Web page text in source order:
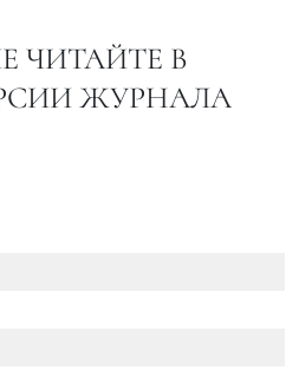
ЧИТАЙТЕ В
ЖУРНАЛА